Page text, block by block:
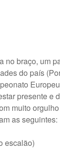
no braço, um
do país
presente
muito
as seguintes:
escalão)